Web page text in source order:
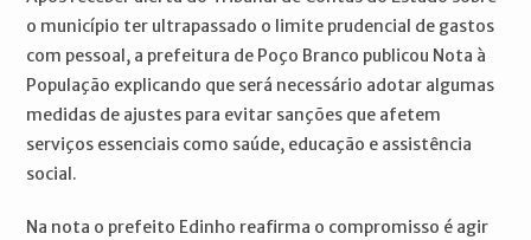
o município ter ultrapassado o limite prudencial de gastos
com pessoal, a prefeitura de Poço Branco publicou Nota à
População explicando que será necessário adotar algumas
medidas de ajustes para evitar sanções que afetem
serviços essenciais como saúde, educação e assistência
social.
Na nota o prefeito Edinho reafirma o compromisso é agir